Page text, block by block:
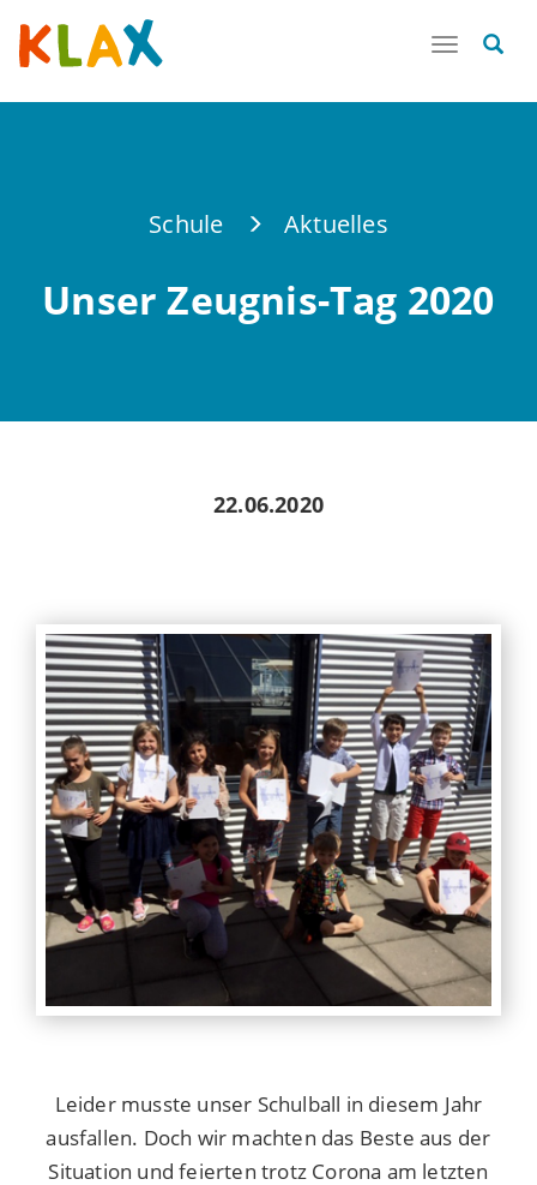
Toggle
Schule Aktuelles
Unser Zeugnis-Tag 2020
22.06.2020
Leider musste unser Schulball in diesem Jahr
ausfallen. Doch wir machten das Beste aus der
Situation und feierten trotz Corona am letzten